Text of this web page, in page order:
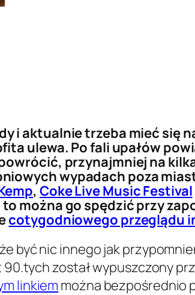
i aktualnie trzeba mieć się
ulewa. Po fali upałów
przynajmniej na
wypadach poza
,Coke Live Music Festival
można go spędzić przy
cotygodniowego przeglądu
być nic innego jak
90.tych został wypuszczony
linkiem można bezpośrednio